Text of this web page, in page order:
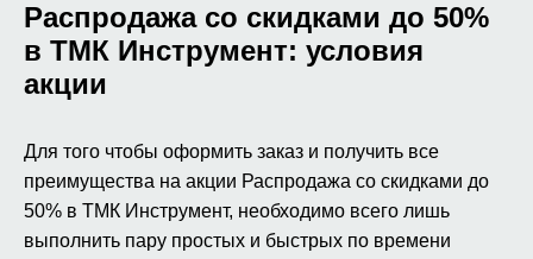
Распродажа со скидками до 50%
в ТМК Инструмент: условия
акции
Для того чтобы оформить заказ и получить все
преимущества на акции Распродажа со скидками до
50% в ТМК Инструмент, необходимо всего лишь
выполнить пару простых и быстрых по времени